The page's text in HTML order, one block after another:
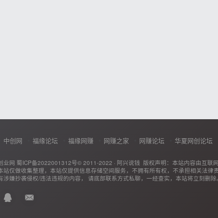
中创网 福缘论坛 福缘网赚 网赚之家 网赚论坛 华夏网创论坛
业网 蜀ICP备2022001312号© 2011-2022 · 阿兴说钱 版权声明：本站内容由互联
站仅做收集整理，本站仅提供信息存储空间服务，不拥有所有权，不承担相关法律
涉嫌抄袭侵权/违法违规的内容， 请底部联系方式私聊，一经查实，本站将立刻删除